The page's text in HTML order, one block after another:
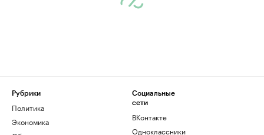
Рубрики
Политика
Экономика
Социальные
сети
ВКонтакте
Одноклассники